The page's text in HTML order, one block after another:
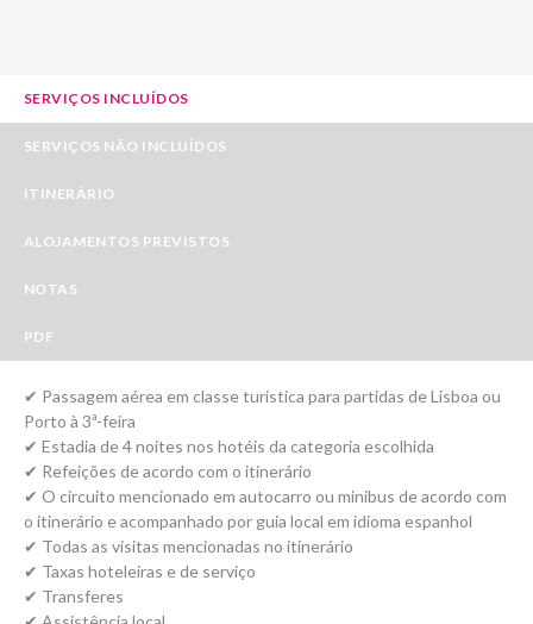
SERVIÇOS INCLUÍDOS
SERVIÇOS NÃO INCLUÍDOS
ITINERÁRIO
ALOJAMENTOS PREVISTOS
NOTAS
PDF
✔ Passagem aérea em classe turistica para partidas de Lisboa ou
Porto à 3ª-feira
✔ Estadia de 4 noites nos hotéis da categoria escolhida
✔ Refeições de acordo com o itinerário
✔ O circuito mencionado em autocarro ou minibus de acordo com
o itinerário e acompanhado por guia local em idioma espanhol
✔ Todas as visitas mencionadas no itinerário
✔ Taxas hoteleiras e de serviço
✔ Transferes